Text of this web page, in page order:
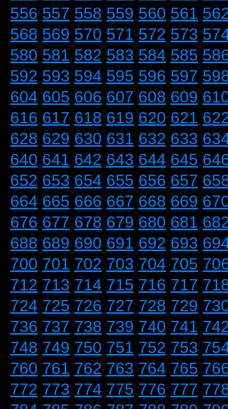
556 557 558 559 560 561
568 569 570 571 572 573
580 581 582 583 584 585
592 593 594 595 596 597
604 605 606 607 608 609
616 617 618 619 620 621
628 629 630 631 632 633
640 641 642 643 644 645
652 653 654 655 656 657
664 665 666 667 668 669
676 677 678 679 680 681
688 689 690 691 692 693
700 701 702 703 704 705
712 713 714 715 716 717
724 725 726 727 728 729
736 737 738 739 740 741
748 749 750 751 752 753
760 761 762 763 764 765
772 773 774 775 776 777